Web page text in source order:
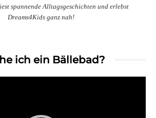
spannende Alltagsgeschichten und erlebst
Dreams4Kids ganz nah!
ich ein Bällebad?